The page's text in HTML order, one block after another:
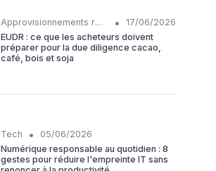
Approvisionnements responsables •
17/06/2026
EUDR : ce que les acheteurs doivent
préparer pour la due diligence cacao,
café, bois et soja
Tech •
05/06/2026
Numérique responsable au quotidien : 8
gestes pour réduire l'empreinte IT sans